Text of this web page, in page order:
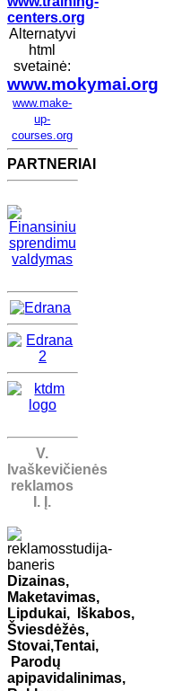
centers.org
Alternatyvi
html
svetainė:
www.mokymai.org
www.make-
up-
courses.org
PARTNERIAI
V.
Ivaškevičienės
reklamos
I. Į.
Dizainas,
Maketavimas,
Lipdukai,
Iškabos,
Šviesdėžės,
Stovai,Tentai,
Parodų
apipavidalinimas,